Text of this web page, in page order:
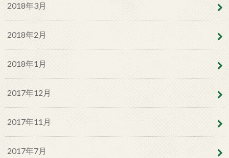
2018年3月
2018年2月
2018年1月
2017年12月
2017年11月
2017年7月